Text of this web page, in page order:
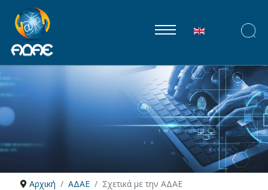
Επιλέξτε τη
Αρχική ΑΔΑΕ Σχετικά με την ΑΔΑΕ